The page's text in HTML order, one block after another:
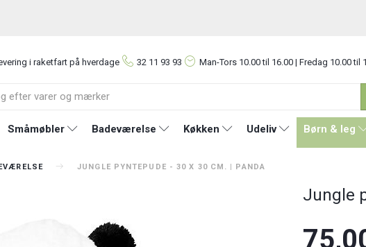
i raketfart på hverdage 32 11 93 93 Man-Tors 10.00 til 16.00 | Fredag 10.00 til
Småmøbler Badeværelse Køkken Udeliv Børn & leg
JUNGLE PYNTEPUDE - 30 X 30 CM. | PANDA
Jungle